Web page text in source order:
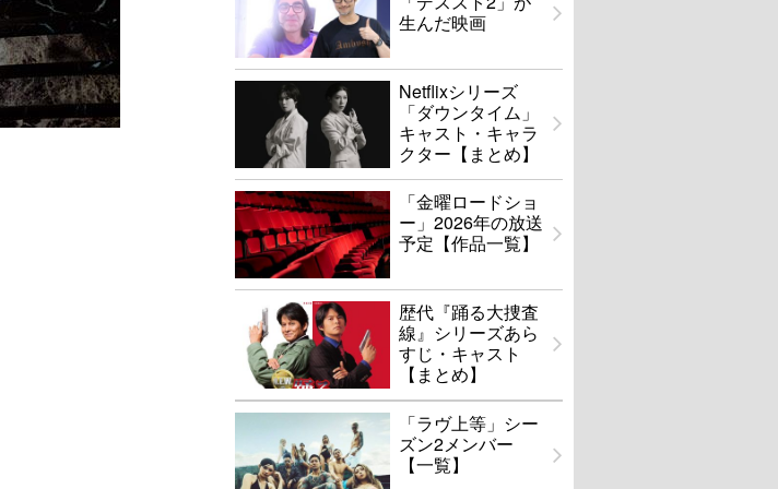
生んだ映画
Netflixシリーズ
「ダウンタイム」
キャスト・キャラ
クター【まとめ】
「金曜ロードショ
ー」2026年の放送
予定【作品一覧】
歴代『踊る大捜査
線』シリーズあら
すじ・キャスト
【まとめ】
「ラヴ上等」シー
ズン2メンバー
【一覧】